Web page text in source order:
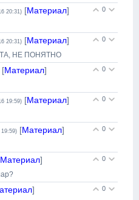
0
20:31) [Материал]
0
20:31) [Материал]
НЕ ПОНЯТНО
0
[Материал]
0
19:59) [Материал]
0
19:59) [Материал]
0
Материал]
0
]